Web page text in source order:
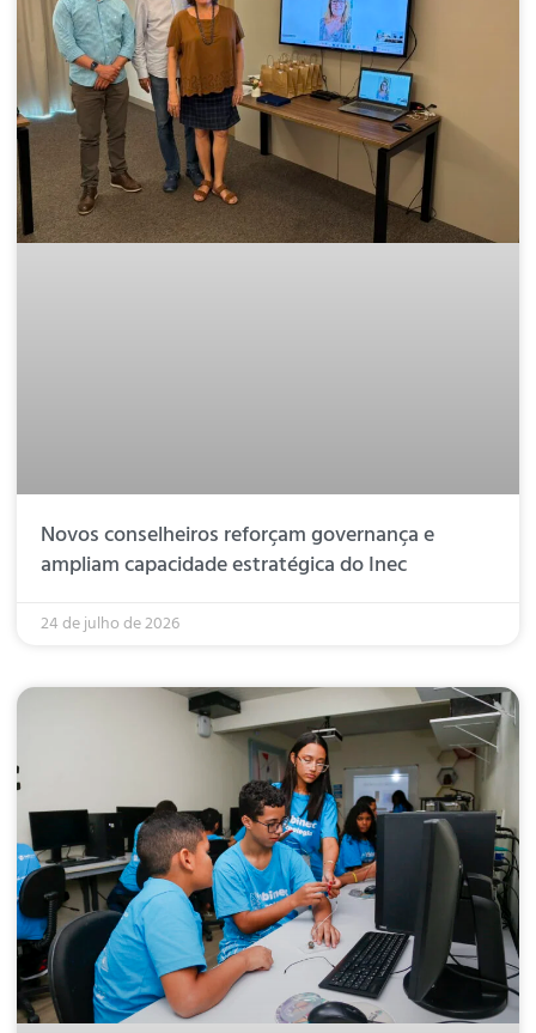
Novos conselheiros reforçam governança e
ampliam capacidade estratégica do Inec
24 de julho de 2026